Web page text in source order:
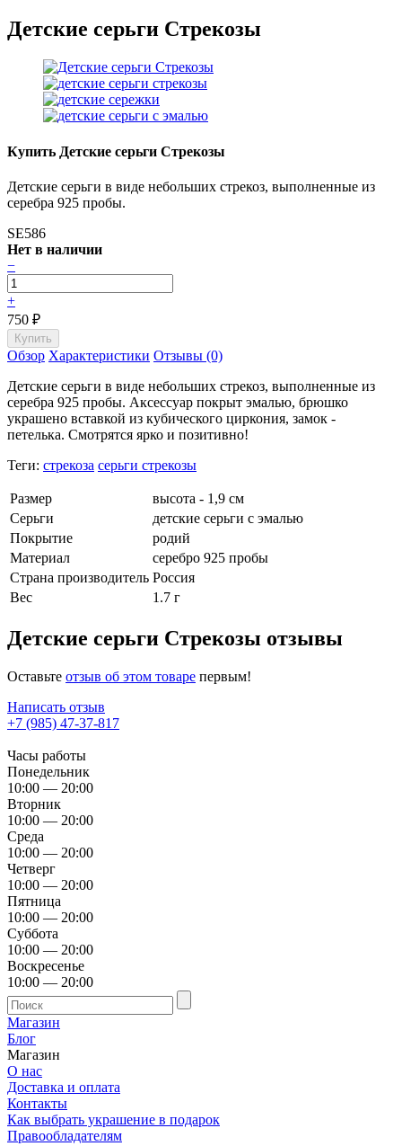
Детские серьги Стрекозы
Купить Детские серьги Стрекозы
Детские серьги в виде небольших стрекоз, выполненные из
серебра 925 пробы.
SE586
Нет в наличии
−
+
750 ₽
Обзор Характеристики Отзывы (0)
Детские серьги в виде небольших стрекоз, выполненные из
серебра 925 пробы. Аксессуар покрыт эмалью, брюшко
украшено вставкой из кубического циркония, замок -
петелька. Смотрятся ярко и позитивно!
Теги: стрекоза серьги стрекозы
Размер
высота - 1,9 см
Серьги
детские серьги с эмалью
Покрытие
родий
Материал
серебро 925 пробы
Страна производитель Россия
Вес
1.7 г
Детские серьги Стрекозы отзывы
Оставьте отзыв об этом товаре первым!
Написать отзыв
+7 (985) 47-37-817
Часы работы
Понедельник
10:00 — 20:00
Вторник
10:00 — 20:00
Среда
10:00 — 20:00
Четверг
10:00 — 20:00
Пятница
10:00 — 20:00
Суббота
10:00 — 20:00
Воскресенье
10:00 — 20:00
Магазин
Блог
Магазин
О нас
Доставка и оплата
Контакты
Как выбрать украшение в подарок
Правообладателям